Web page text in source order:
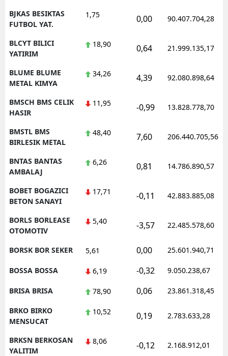
BJKAS BESIKTAS
FUTBOL YAT.
1,75 0,00 90.407.704,28
BLCYT BILICI
YATIRIM
18,90 0,64 21.999.135,17
BLUME BLUME
METAL KIMYA
34,26 4,39 92.080.898,64
BMSCH BMS CELIK
HASIR
11,95 -0,99 13.828.778,70
BMSTL BMS
BIRLESIK METAL
48,40 7,60 206.440.705,56
BNTAS BANTAS
AMBALAJ
6,26 0,81 14.786.890,57
BOBET BOGAZICI
BETON SANAYI
17,71 -0,11 42.883.885,08
BORLS BORLEASE
OTOMOTIV
5,40 -3,57 22.485.578,60
BORSK BOR SEKER 5,61 0,00 25.601.940,71
BOSSA BOSSA 6,19 -0,32 9.050.238,67
BRISA BRISA 78,90 0,06 23.861.318,45
BRKO BIRKO
MENSUCAT
10,52 0,19 2.783.633,28
BRKSN BERKOSAN
YALITIM
8,06 -0,12 2.168.912,01